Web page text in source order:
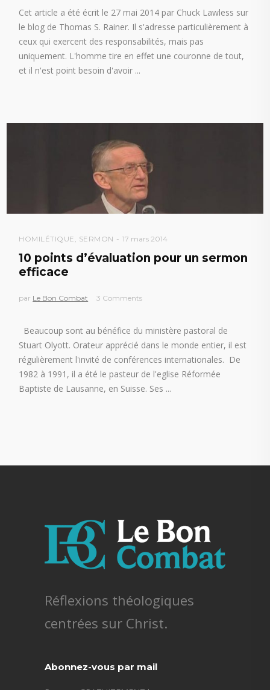
Cet article a été écrit le 27 mai 2014 par Chuck Lawless sur
le blog de Thomas S. Rainer. Il s'adresse particulièrement à
ceux qui exercent des responsabilités, mais pas
uniquement. L'homme tire en effet une couronne de tout,
et il n'est point besoin d'avoir
HOMILÉTIQUE , SERMON 17 mars 2014
10 points d’évaluation pour un sermon
efficace
par Le Bon Combat 3 Comments
Beaucoup sont au bénéfice du ministère pastoral de
Stuart Olyott. Orateur apprécié dans le monde entier, il est
régulièrement l'invité de conférences internationales. De
1982 à 1991, il a été le pasteur de l'eglise Réformée
Baptiste de Lausanne, en Suisse. Ses
Réflexions théologiques
centrées sur Christ.
Abonnez-vous par mail